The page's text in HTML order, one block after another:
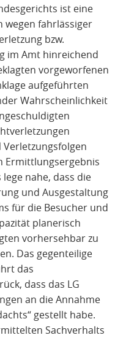
ist eine
wegen fahrlässiger
bzw.
im Amt hinreichend
vorgeworfenen
aufgeführten
Wahrscheinlichkeit
Ermittlungsergebnis
nahe, dass die
und Ausgestaltung
für die Besucher und
planerisch
vorhersehbar zu
Das gegenteilige
das
dass das LG
an die Annahme
gestellt habe.
Sachverhalts